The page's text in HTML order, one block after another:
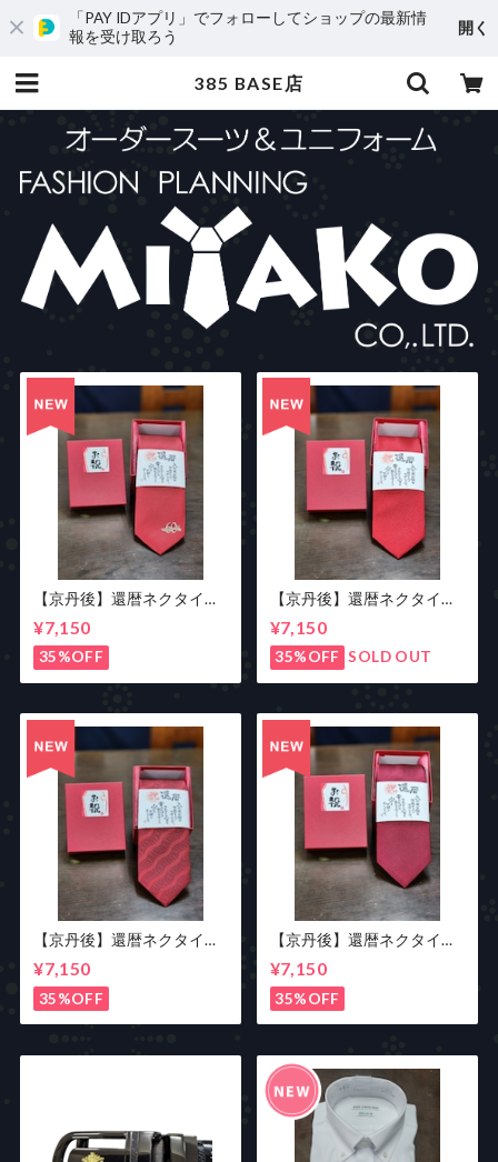
「PAY IDアプリ」でフォローしてショップの最新情
報を受け取ろう
開く
385 BASE店
【京丹後】還暦ネクタイ
¥7,150
35%OFF
【京丹後】還暦ネクタイ
¥7,150
35%OFF SOLD OUT
【京丹後】還暦ネクタイ
ストライプ
¥7,150
35%OFF
【京丹後】還暦ネクタイ
エンジ
¥7,150
35%OFF